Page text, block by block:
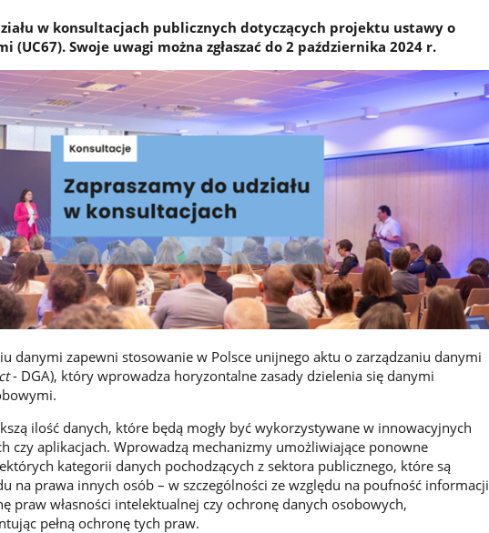
w konsultacjach publicznych dotyczących projektu ustawy o
(UC67). Swoje uwagi można zgłaszać do 2 października 2024 r.
danymi zapewni stosowanie w Polsce unijnego aktu o zarządzaniu danymi
- DGA), który wprowadza horyzontalne zasady dzielenia się danymi
ilość danych, które będą mogły być wykorzystywane w innowacyjnych
czy aplikacjach. Wprowadzą mechanizmy umożliwiające ponowne
kategorii danych pochodzących z sektora publicznego, które są
na prawa innych osób – w szczególności ze względu na poufność informacji
praw własności intelektualnej czy ochronę danych osobowych,
pełną ochronę tych praw.